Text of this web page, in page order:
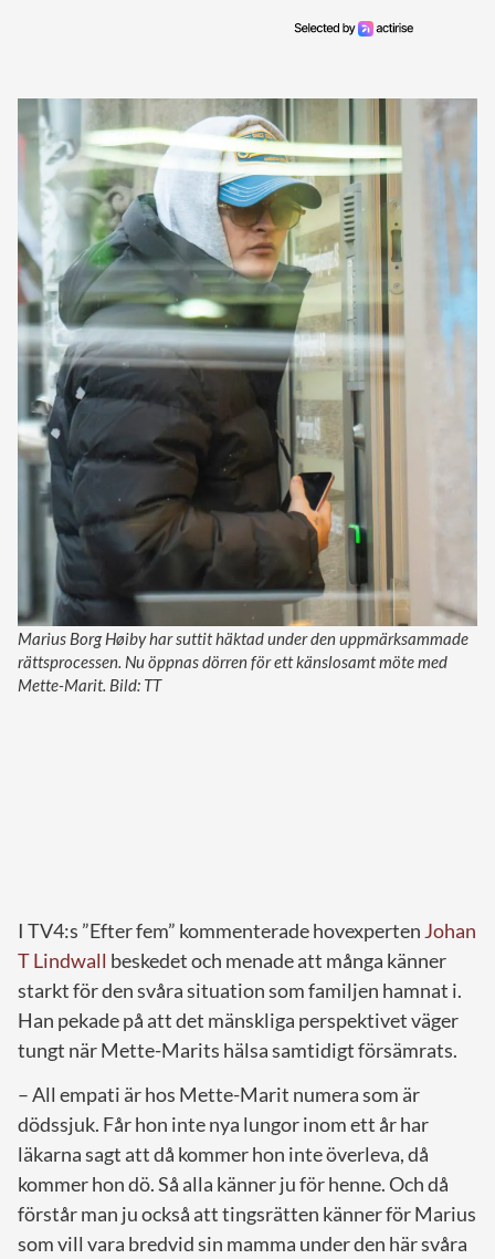
Marius Borg Høiby har suttit häktad under den uppmärksammade
rättsprocessen. Nu öppnas dörren för ett känslosamt möte med
Mette-Marit. Bild: TT
I TV4:s ”Efter fem” kommenterade hovexperten Johan
T Lindwall beskedet och menade att många känner
starkt för den svåra situation som familjen hamnat i.
Han pekade på att det mänskliga perspektivet väger
tungt när Mette-Marits hälsa samtidigt försämrats.
– All empati är hos Mette-Marit numera som är
dödssjuk. Får hon inte nya lungor inom ett år har
läkarna sagt att då kommer hon inte överleva, då
kommer hon dö. Så alla känner ju för henne. Och då
förstår man ju också att tingsrätten känner för Marius
som vill vara bredvid sin mamma under den här svåra